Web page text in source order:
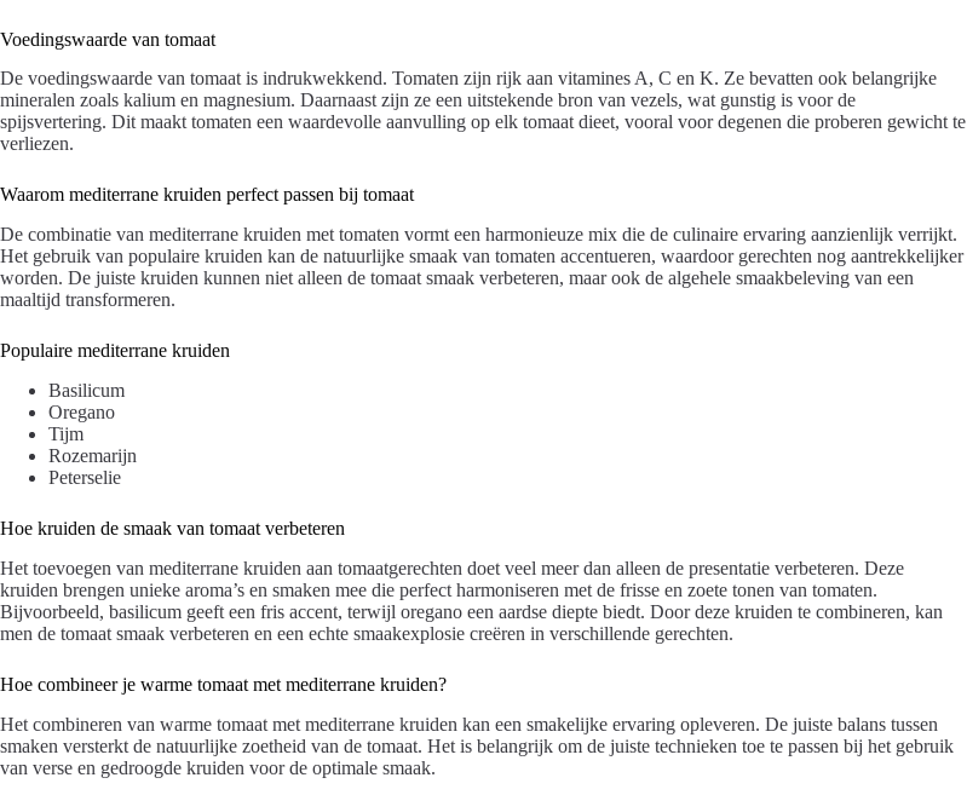
Voedingswaarde van tomaat
De voedingswaarde van tomaat is indrukwekkend. Tomaten zijn rijk aan vitamines A, C en K. Ze bevatten ook belangrijke
mineralen zoals kalium en magnesium. Daarnaast zijn ze een uitstekende bron van vezels, wat gunstig is voor de
spijsvertering. Dit maakt tomaten een waardevolle aanvulling op elk tomaat dieet, vooral voor degenen die proberen gewicht te
verliezen.
Waarom mediterrane kruiden perfect passen bij tomaat
De combinatie van mediterrane kruiden met tomaten vormt een harmonieuze mix die de culinaire ervaring aanzienlijk verrijkt.
Het gebruik van populaire kruiden kan de natuurlijke smaak van tomaten accentueren, waardoor gerechten nog aantrekkelijker
worden. De juiste kruiden kunnen niet alleen de tomaat smaak verbeteren, maar ook de algehele smaakbeleving van een
maaltijd transformeren.
Populaire mediterrane kruiden
Basilicum
Oregano
Tijm
Rozemarijn
Peterselie
Hoe kruiden de smaak van tomaat verbeteren
Het toevoegen van mediterrane kruiden aan tomaatgerechten doet veel meer dan alleen de presentatie verbeteren. Deze
kruiden brengen unieke aroma’s en smaken mee die perfect harmoniseren met de frisse en zoete tonen van tomaten.
Bijvoorbeeld, basilicum geeft een fris accent, terwijl oregano een aardse diepte biedt. Door deze kruiden te combineren, kan
men de tomaat smaak verbeteren en een echte smaakexplosie creëren in verschillende gerechten.
Hoe combineer je warme tomaat met mediterrane kruiden?
Het combineren van warme tomaat met mediterrane kruiden kan een smakelijke ervaring opleveren. De juiste balans tussen
smaken versterkt de natuurlijke zoetheid van de tomaat. Het is belangrijk om de juiste technieken toe te passen bij het gebruik
van verse en gedroogde kruiden voor de optimale smaak.